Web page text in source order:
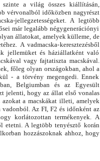
a világ összes kiállításán,
vérvonalból időközben nagyrészt
jellegzetességeket. A legtöbb
már legalább négygenerációnyi
állatokat, amelyek külleme, de
A vadmacska-keresztezésből
jellemüket és háziállatként való
vagy fajtatiszta macskával.
főleg olyan országokban, ahol a
- a törvény megengedi. Ennek
Belgiumban és az Egyesült
jelenti, hogy az állat első vonalas
azokat a macskákat illeti, amelyek
Az FI, F2 és időnként az
korlátozottan termékenyek. A
etetni. A legtöbb tenyésztő korán
hozzászoknak ahhoz, hogy